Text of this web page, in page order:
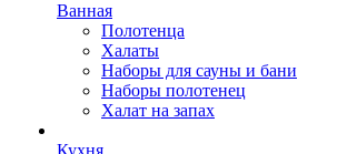
Ванная
Полотенца
Халаты
Наборы для сауны и бани
Наборы полотенец
Халат на запах
Кухня